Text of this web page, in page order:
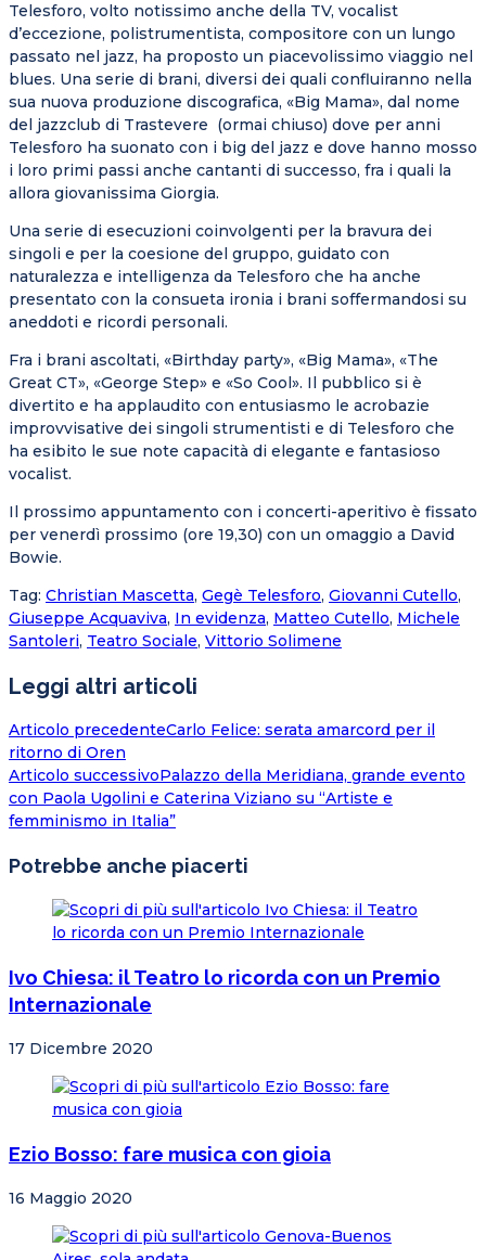
Telesforo, volto notissimo anche della TV, vocalist
d’eccezione, polistrumentista, compositore con un lungo
passato nel jazz, ha proposto un piacevolissimo viaggio nel
blues. Una serie di brani, diversi dei quali confluiranno nella
sua nuova produzione discografica, «Big Mama», dal nome
del jazzclub di Trastevere (ormai chiuso) dove per anni
Telesforo ha suonato con i big del jazz e dove hanno mosso
i loro primi passi anche cantanti di successo, fra i quali la
allora giovanissima Giorgia.
Una serie di esecuzioni coinvolgenti per la bravura dei
singoli e per la coesione del gruppo, guidato con
naturalezza e intelligenza da Telesforo che ha anche
presentato con la consueta ironia i brani soffermandosi su
aneddoti e ricordi personali.
Fra i brani ascoltati, «Birthday party», «Big Mama», «The
Great CT», «George Step» e «So Cool». Il pubblico si è
divertito e ha applaudito con entusiasmo le acrobazie
improvvisative dei singoli strumentisti e di Telesforo che
ha esibito le sue note capacità di elegante e fantasioso
vocalist.
Il prossimo appuntamento con i concerti-aperitivo è fissato
per venerdì prossimo (ore 19,30) con un omaggio a David
Bowie.
Tag: Christian Mascetta, Gegè Telesforo, Giovanni Cutello,
Giuseppe Acquaviva, In evidenza, Matteo Cutello, Michele
Santoleri, Teatro Sociale, Vittorio Solimene
Leggi altri articoli
Articolo precedenteCarlo Felice: serata amarcord per il
ritorno di Oren
Articolo successivoPalazzo della Meridiana, grande evento
con Paola Ugolini e Caterina Viziano su “Artiste e
femminismo in Italia”
Potrebbe anche piacerti
Ivo Chiesa: il Teatro lo ricorda con un Premio
Internazionale
17 Dicembre 2020
Ezio Bosso: fare musica con gioia
16 Maggio 2020